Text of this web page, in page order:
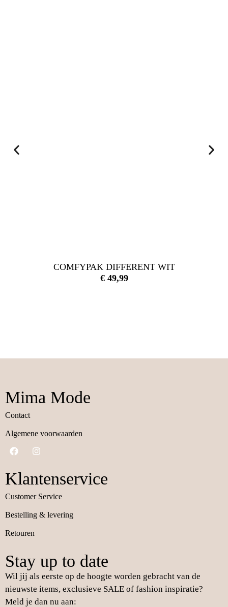
COMFYPAK DIFFERENT WIT
€49,99
Mima Mode
Contact
Algemene voorwaarden
Klantenservice
Customer Service
Bestelling & levering
Retouren
Stay up to date
Wil jij als eerste op de hoogte worden gebracht van de
nieuwste items, exclusieve SALE of fashion inspiratie?
Meld je dan nu aan: